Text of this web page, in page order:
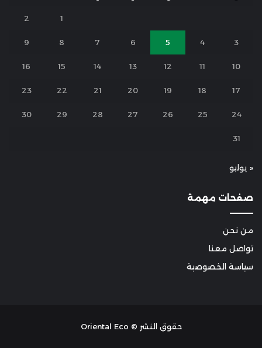
1
2
3
4
5
6
7
8
9
10
11
12
13
14
15
16
17
18
19
20
21
22
23
24
25
26
27
28
29
30
31
« يوليو
صفحات مهمة
من نحن
تواصل معنا
سياسة الخصوصية
حقوق النشر © Oriental Eco